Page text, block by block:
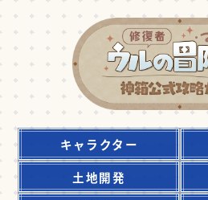
キャラクター
土地開発